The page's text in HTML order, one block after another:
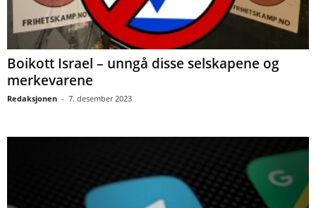
Boikott Israel – unngå disse selskapene og
merkevarene
Redaksjonen - 7. desember 2023